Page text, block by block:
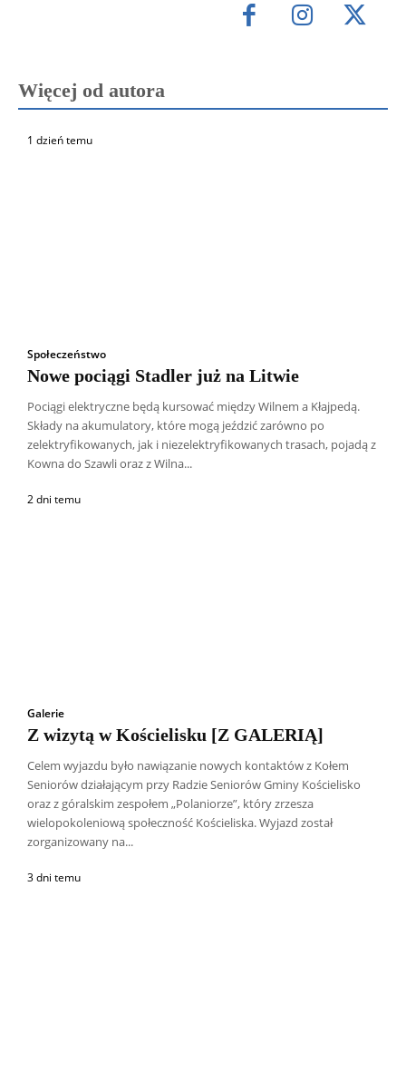
Więcej od autora
1 dzień temu
Społeczeństwo
Nowe pociągi Stadler już na Litwie
Pociągi elektryczne będą kursować między Wilnem a Kłajpedą.
Składy na akumulatory, które mogą jeździć zarówno po
zelektryfikowanych, jak i niezelektryfikowanych trasach, pojadą z
Kowna do Szawli oraz z Wilna...
2 dni temu
Galerie
Z wizytą w Kościelisku [Z GALERIĄ]
Celem wyjazdu było nawiązanie nowych kontaktów z Kołem
Seniorów działającym przy Radzie Seniorów Gminy Kościelisko
oraz z góralskim zespołem „Polaniorze”, który zrzesza
wielopokoleniową społeczność Kościeliska. Wyjazd został
zorganizowany na...
3 dni temu